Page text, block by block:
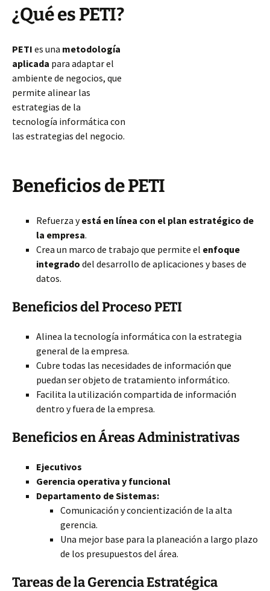
¿Qué es PETI?
PETI es una metodología
aplicada para adaptar el
ambiente de negocios, que
permite alinear las
estrategias de la
tecnología informática con
las estrategias del negocio.
Beneficios de PETI
Refuerza yestá en línea con el plan estratégico de
la empresa.
Crea un marco de trabajo que permite el enfoque
integrado del desarrollo de aplicaciones y bases de
datos.
Beneficios del Proceso PETI
Alinea la tecnología informática con la estrategia
general de la empresa.
Cubre todas las necesidades de información que
puedan ser objeto de tratamiento informático.
Facilita la utilización compartida de información
dentro y fuera de la empresa.
Beneficios en Áreas Administrativas
Ejecutivos
Gerencia operativa y funcional
Departamento de Sistemas:
Comunicación y concientización de la alta
gerencia.
Una mejor base para la planeación a largo plazo
de los presupuestos del área.
Tareas de la Gerencia Estratégica